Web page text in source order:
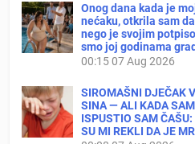
Onog dana kada je
nećaku, otkrila sam
nego je svojim
smo joj godinama
00:1507 Aug 2026
SIROMAŠNI DJEČAK
SINA — ALI KADA
ISPUSTIO SAM
SU MI REKLI DA JE